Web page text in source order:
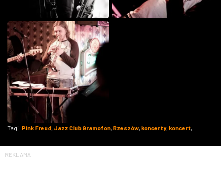
Tagi: Pink Freud, Jazz Club Gramofon, Rzeszów, koncerty, koncert,
REKLAMA